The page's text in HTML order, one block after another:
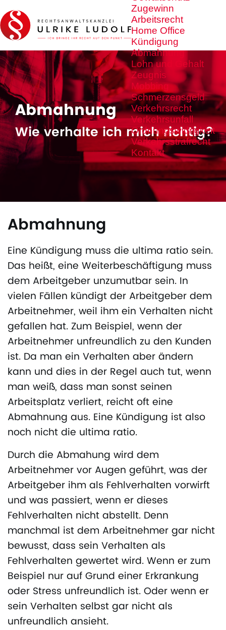
Zugewinn
Arbeitsrecht
Home Office
Kündigung
Abmahnung
Lohn und Gehalt
Zeugnis
Mobbing
Schmerzensgeld
Verkehrsrecht
Verkehrsunfall
Ordnungswidrigkeit
Verkehrsstrafrecht
Kontakt
Abmahnung
Wie verhalte ich mich richtig?
Abmahnung
Eine Kündigung muss die ultima ratio sein.
Das heißt, eine Weiterbeschäftigung muss
dem Arbeitgeber unzumutbar sein. In
vielen Fällen kündigt der Arbeitgeber dem
Arbeitnehmer, weil ihm ein Verhalten nicht
gefallen hat. Zum Beispiel, wenn der
Arbeitnehmer unfreundlich zu den Kunden
ist. Da man ein Verhalten aber ändern
kann und dies in der Regel auch tut, wenn
man weiß, dass man sonst seinen
Arbeitsplatz verliert, reicht oft eine
Abmahnung aus. Eine Kündigung ist also
noch nicht die ultima ratio.
Durch die Abmahung wird dem
Arbeitnehmer vor Augen geführt, was der
Arbeitgeber ihm als Fehlverhalten vorwirft
und was passiert, wenn er dieses
Fehlverhalten nicht abstellt. Denn
manchmal ist dem Arbeitnehmer gar nicht
bewusst, dass sein Verhalten als
Fehlverhalten gewertet wird. Wenn er zum
Beispiel nur auf Grund einer Erkrankung
oder Stress unfreundlich ist. Oder wenn er
sein Verhalten selbst gar nicht als
unfreundlich ansieht.